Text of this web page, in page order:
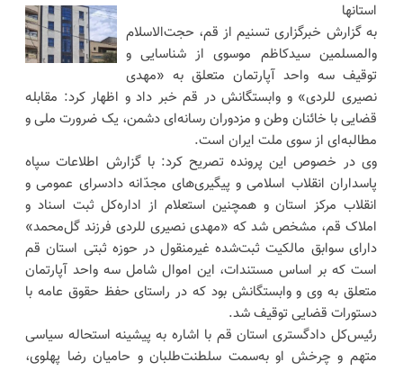
استانها
به گزارش خبرگزاری تسنیم از قم، حجت‌الاسلام
والمسلمین سیدکاظم موسوی از شناسایی و
توقیف سه واحد آپارتمان متعلق به «مهدی
نصیری للردی» و وابستگانش در قم خبر داد و اظهار کرد: مقابله
قضایی با خائنان وطن و مزدوران رسانه‌ای دشمن، یک ضرورت ملی و
مطالبه‌ای از سوی ملت ایران است.
وی در خصوص این پرونده تصریح کرد: با گزارش اطلاعات سپاه
پاسداران انقلاب اسلامی و پیگیری‌های مجدّانه دادسرای عمومی و
انقلاب مرکز استان و همچنین استعلام از اداره‌کل ثبت اسناد و
املاک قم، مشخص شد که «مهدی نصیری للردی فرزند گل‌محمد»
دارای سوابق مالکیت ثبت‌‌شده غیرمنقول در حوزه ثبتی استان قم
است که بر اساس مستندات، این اموال شامل سه واحد آپارتمان
متعلق به وی و وابستگانش بود که در راستای حفظ حقوق عامه با
دستورات قضایی توقیف شد.
رئیس‌کل دادگستری استان قم با اشاره به پیشینه استحاله سیاسی
متهم و چرخش او به‌سمت سلطنت‌طلبان و حامیان رضا پهلوی،